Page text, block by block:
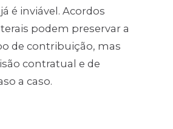
é inviável. Acordos
podem preservar a
de contribuição, mas
contratual e de
a caso.